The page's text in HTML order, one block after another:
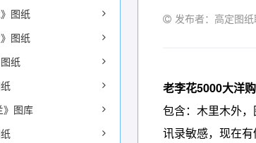
图纸
图纸
纸
》图库
发布者：高定图纸
老李花5000大洋
包含：木里木外
讯录敏感，现在